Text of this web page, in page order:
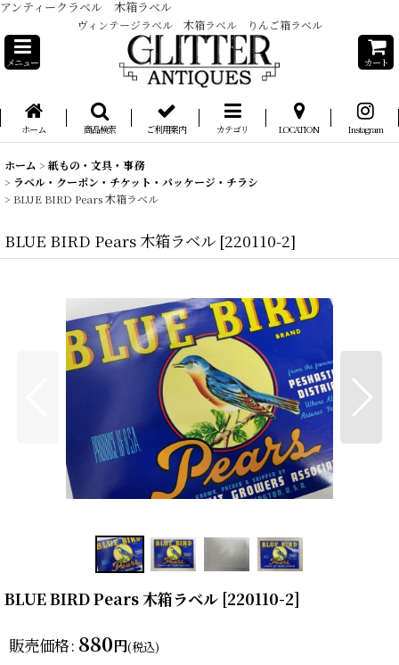
アンティークラベル 木箱ラベル
ヴィンテージラベル 木箱ラベル りんご箱ラベル
メニュー カート
ホーム 商品検索 ご利用案内 カテゴリ LOCATION Instagram
ホーム > 紙もの・文具・事務
> ラベル・クーポン・チケット・パッケージ・チラシ
> BLUE BIRD Pears 木箱ラベル
BLUE BIRD Pears 木箱ラベル [220110-2]
BLUE BIRD Pears 木箱ラベル [220110-2]
販売価格: 880円(税込)